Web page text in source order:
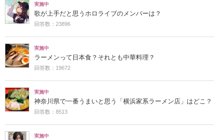
実施中
歌が上手だと思うホロライブのメンバーは？
回答数：23896
実施中
ラーメンって日本食？それとも中華料理？
回答数：19672
実施中
神奈川県で一番うまいと思う「横浜家系ラーメン店」はどこ？
回答数：8513
実施中